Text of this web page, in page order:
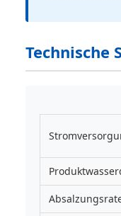
Technische